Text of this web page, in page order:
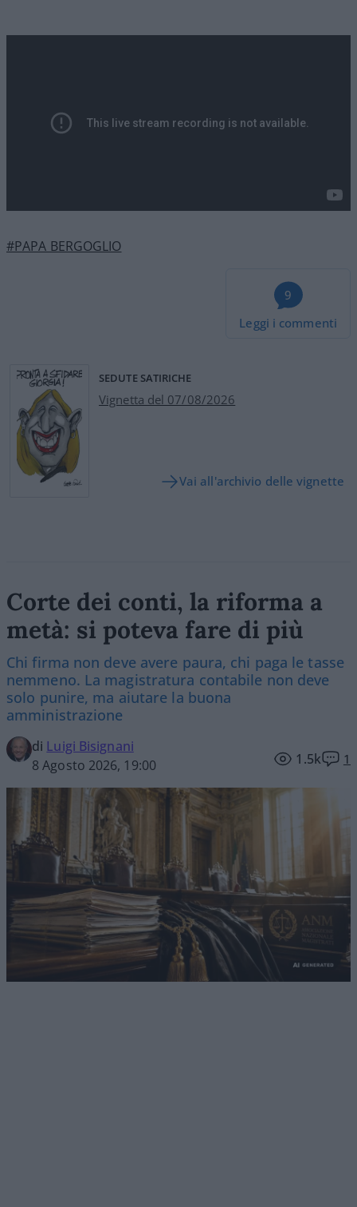
#PAPA BERGOGLIO
9
Leggi i commenti
SEDUTE SATIRICHE
Vignetta del 07/08/2026
Vai all'archivio delle vignette
Corte dei conti, la riforma a
metà: si poteva fare di più
Chi firma non deve avere paura, chi paga le tasse
nemmeno. La magistratura contabile non deve
solo punire, ma aiutare la buona
amministrazione
di Luigi Bisignani
8 Agosto 2026, 19:00
1.5k 1